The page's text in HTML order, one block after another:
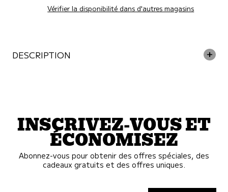
Vérifier la disponibilité dans d'autres magasins
DESCRIPTION
INSCRIVEZ-VOUS ET
ÉCONOMISEZ
Abonnez-vous pour obtenir des offres spéciales, des
cadeaux gratuits et des offres uniques.